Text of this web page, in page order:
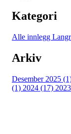
Kategori
Alle innlegg
Arkiv
Desember 2025
(1) 2024 (17)